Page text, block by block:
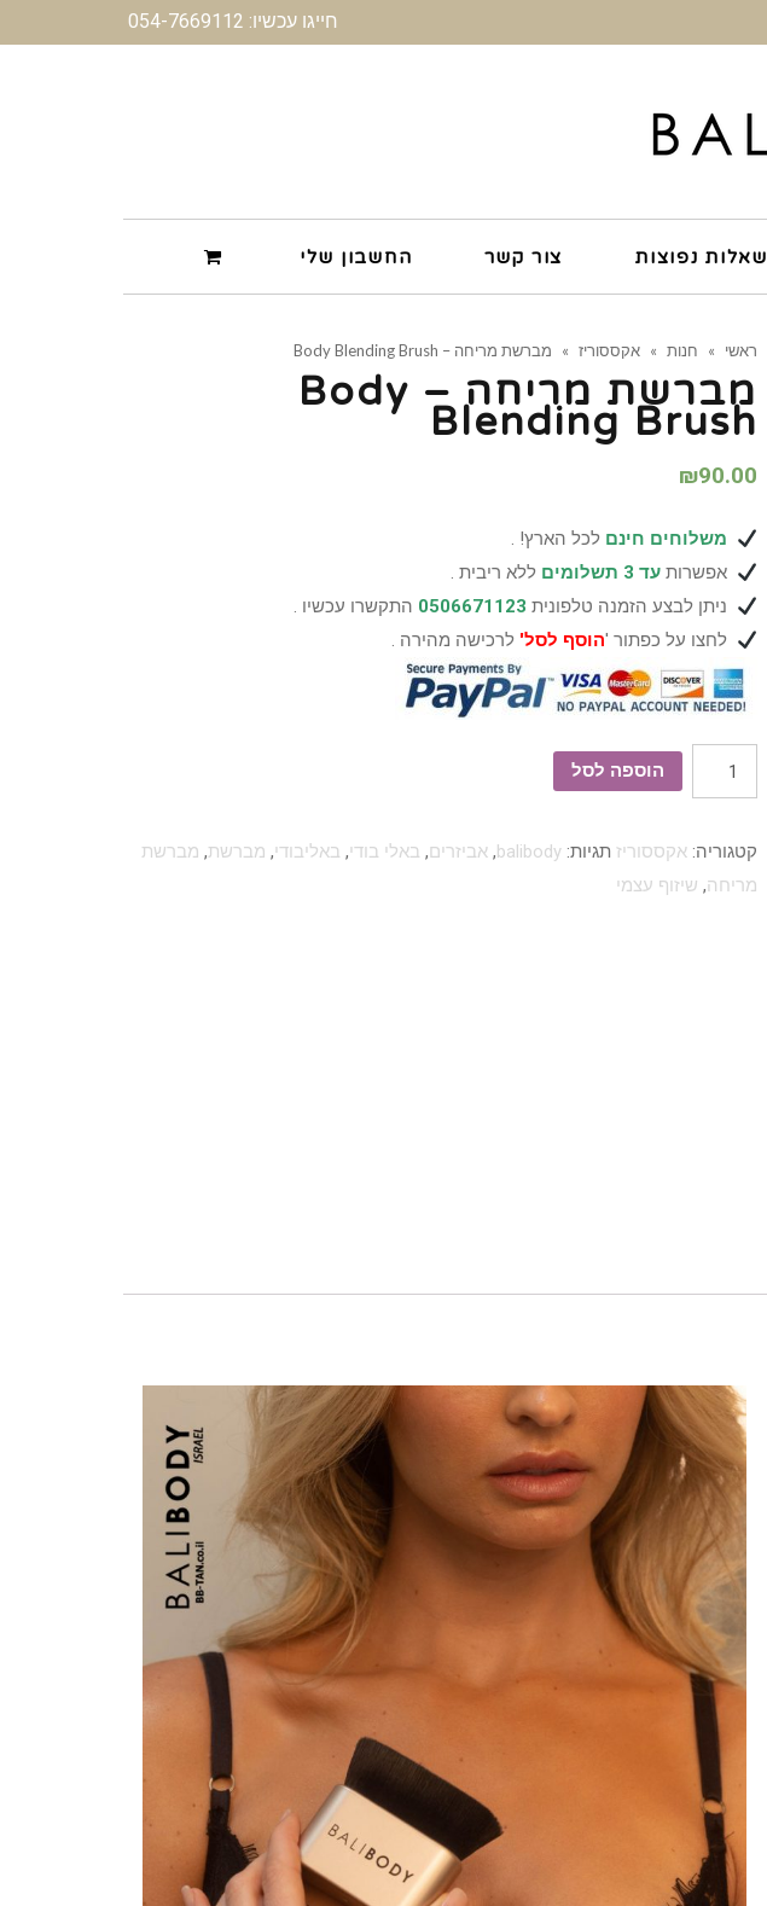
חייגו עכשיו: 054-7669112
שאלות נפוצות צור קשר החשבון שלי
ראשי » חנות » אקססוריז » מברשת מריחה – Body Blending Brush
מברשת מריחה – Body
Blending Brush
₪90.00
משלוחים חינם לכל הארץ! .
אפשרותעד 3 תשלומים
ללא ריבית .
ניתן לבצע הזמנה טלפונית 0506671123 התקשרו עכשיו .
לחצו על כפתור 'הוסף לסל' לרכישה מהירה .
כמות
של
מריחה
-
הוספה לסל
קטגוריה: אקססוריז תגיות: balibody
, אביזרים, באלי בודי, באליבודי, מברשת, מברשת
מריחה, שיזוף עצמי